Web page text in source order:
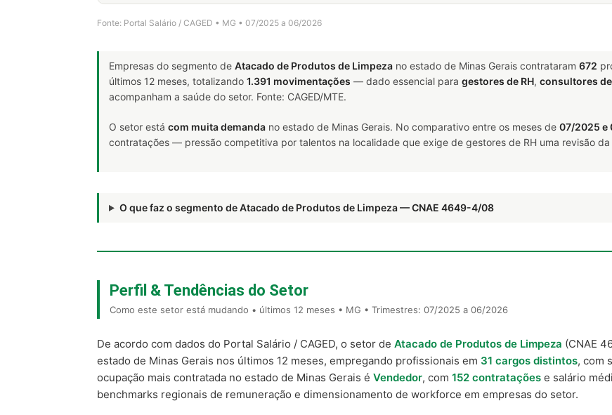
Fonte: Portal Salário / CAGED • MG • 07/2025 a 06/2026
Empresas do segmento de Atacado de Produtos de Limpeza no estado de Minas Gerais contrataram 672
últimos 12 meses, totalizando 1.391 movimentações — dado essencial para gestores de RH, consultores
acompanham a saúde do setor. Fonte: CAGED/MTE.
O setor está com muita demanda no estado de Minas Gerais. No comparativo entre os meses de 07/2025 e
contratações — pressão competitiva por talentos na localidade que exige de gestores de RH uma revisão
O que faz o segmento de Atacado de Produtos de Limpeza — CNAE 4649-4/08
Perfil & Tendências do Setor
Como este setor está mudando • últimos 12 meses • MG • Trimestres: 07/2025 a 06/2026
De acordo com dados do Portal Salário / CAGED, o setor de Atacado de Produtos de Limpeza (CNAE
estado de Minas Gerais nos últimos 12 meses, empregando profissionais em 31 cargos distintos, com
ocupação mais contratada no estado de Minas Gerais é Vendedor, com 152 contratações e salário
benchmarks regionais de remuneração e dimensionamento de workforce em empresas do setor.